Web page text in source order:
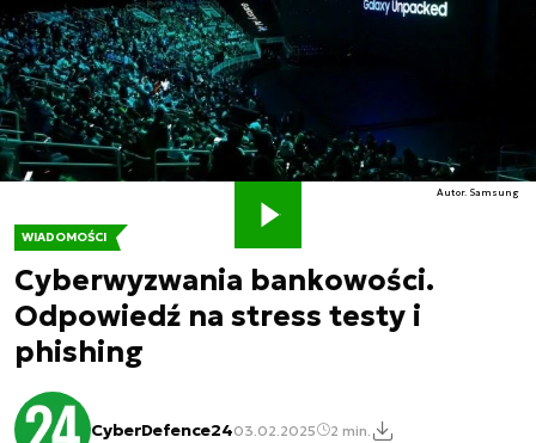
WIADOMOŚCI
Cyberwyzwania bankowości.
Odpowiedź na stress testy i
phishing
CyberDefence2403.02.2025 2 min.
Autor. Samsung